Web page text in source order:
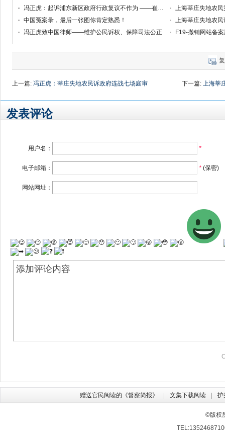
冯正虎：起诉浦东新区政府行政复议不作为 ——崔福芳被非法拘禁的诉讼系列之三
上海莘庄失地农
中国冤案录，最后一张图你肯定熟悉！
上海莘庄失地农
冯正虎致中国律师——维护公民诉权、保障司法公正
上一篇: 冯正虎：莘庄失地农民诉政府连战七场庭审 下一篇: 上海莘
发表评论
用户名： *
电子邮箱： *(保密)
网站网址：
赠送官民阅读的《督察简报》 文集下载阅读 护
©版权